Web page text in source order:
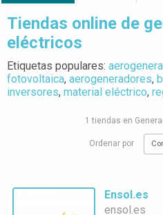
Tiendas online de
eléctricos
Etiquetas populares:
fotovoltaica, aerogeneradores,
inversores, material eléctrico,
1 tiendas en
Ordenar por
Ensol.es
ensol.es